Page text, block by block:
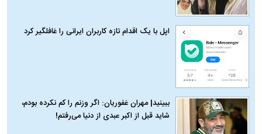
اپل با یک اقدام تازه کاربران ایرانی را غافلگیر کرد
ببینید| مهران غفوریان: اگر وزنم را کم نکرده بودم،
شاید قبل از اکبر عبدی از دنیا می‌رفتم!